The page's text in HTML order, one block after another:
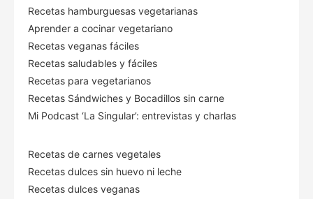
Recetas hamburguesas vegetarianas
Aprender a cocinar vegetariano
Recetas veganas fáciles
Recetas saludables y fáciles
Recetas para vegetarianos
Recetas Sándwiches y Bocadillos sin carne
Mi Podcast ‘La Singular’: entrevistas y charlas
Recetas de carnes vegetales
Recetas dulces sin huevo ni leche
Recetas dulces veganas